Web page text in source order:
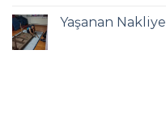
Yaşanan